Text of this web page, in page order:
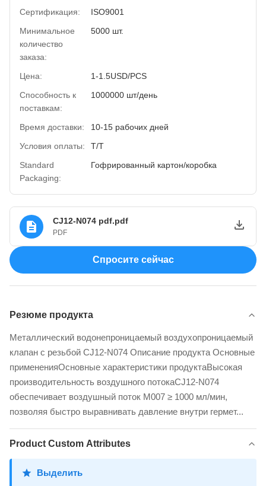
Сертификация:
ISO9001
Минимальное
количество
заказа:
5000 шт.
Цена:
1-1.5USD/PCS
Способность к
поставкам:
1000000 шт/день
Время доставки:
10-15 рабочих дней
Условия оплаты:
Т/Т
Standard
Packaging:
Гофрированный картон/коробка
CJ12-N074 pdf.pdf
PDF
Спросите сейчас
Резюме продукта
Металлический водонепроницаемый воздухопроницаемый
клапан с резьбой CJ12-N074 Описание продукта Основные
примененияОсновные характеристики продуктаВысокая
производительность воздушного потокаCJ12-N074
обеспечивает воздушный поток M007 ≥ 1000 мл/мин,
позволяя быстро выравнивать давление внутри гермет...
Product Custom Attributes
Выделить